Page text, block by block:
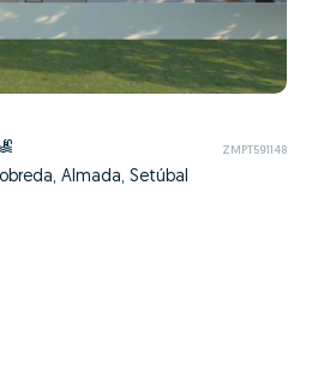
ZMPT591148
Almada, Setúbal